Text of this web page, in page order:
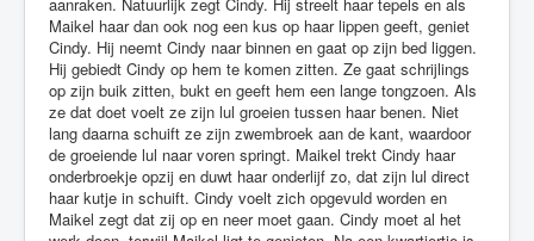
Maikel haar dan ook nog een kus op haar lippen geeft, geniet
Cindy. Hij neemt Cindy naar binnen en gaat op zijn bed liggen.
Hij gebiedt Cindy op hem te komen zitten. Ze gaat schrijlings
op zijn buik zitten, bukt en geeft hem een lange tongzoen. Als
ze dat doet voelt ze zijn lul groeien tussen haar benen. Niet
lang daarna schuift ze zijn zwembroek aan de kant, waardoor
de groeiende lul naar voren springt. Maikel trekt Cindy haar
onderbroekje opzij en duwt haar onderlijf zo, dat zijn lul direct
haar kutje in schuift. Cindy voelt zich opgevuld worden en
Maikel zegt dat zij op en neer moet gaan. Cindy moet al het